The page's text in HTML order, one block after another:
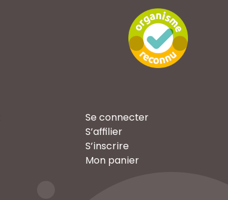
Se connecter
S’affilier
S’inscrire
Mon panier